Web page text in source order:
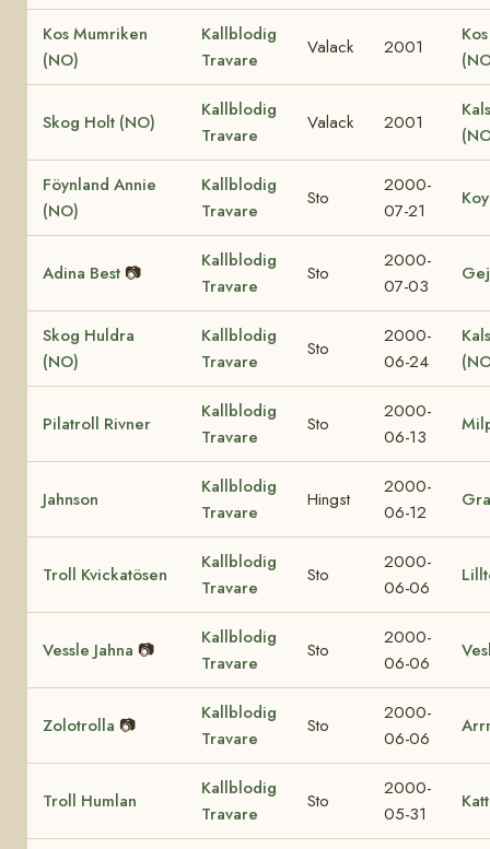
Kos Mumriken
(NO)
Kallblodig
Travare
Valack 2001
Skog Holt (NO)
Kallblodig
Travare
Valack 2001
Föynland Annie
(NO)
Kallblodig
Travare
Sto
2000-
07-21
Adina Best 📷
Kallblodig
Travare
Sto
2000-
07-03
Skog Huldra
(NO)
Kallblodig
Travare
Sto
2000-
06-24
Pilatroll Rivner
Kallblodig
Travare
Sto
2000-
06-13
Jahnson
Kallblodig
Travare
Hingst
2000-
06-12
Troll Kvickatösen
Kallblodig
Travare
Sto
2000-
06-06
Vessle Jahna 📷
Kallblodig
Travare
Sto
2000-
06-06
Zolotrolla 📷
Kallblodig
Travare
Sto
2000-
06-06
Troll Humlan
Kallblodig
Travare
Sto
2000-
05-31